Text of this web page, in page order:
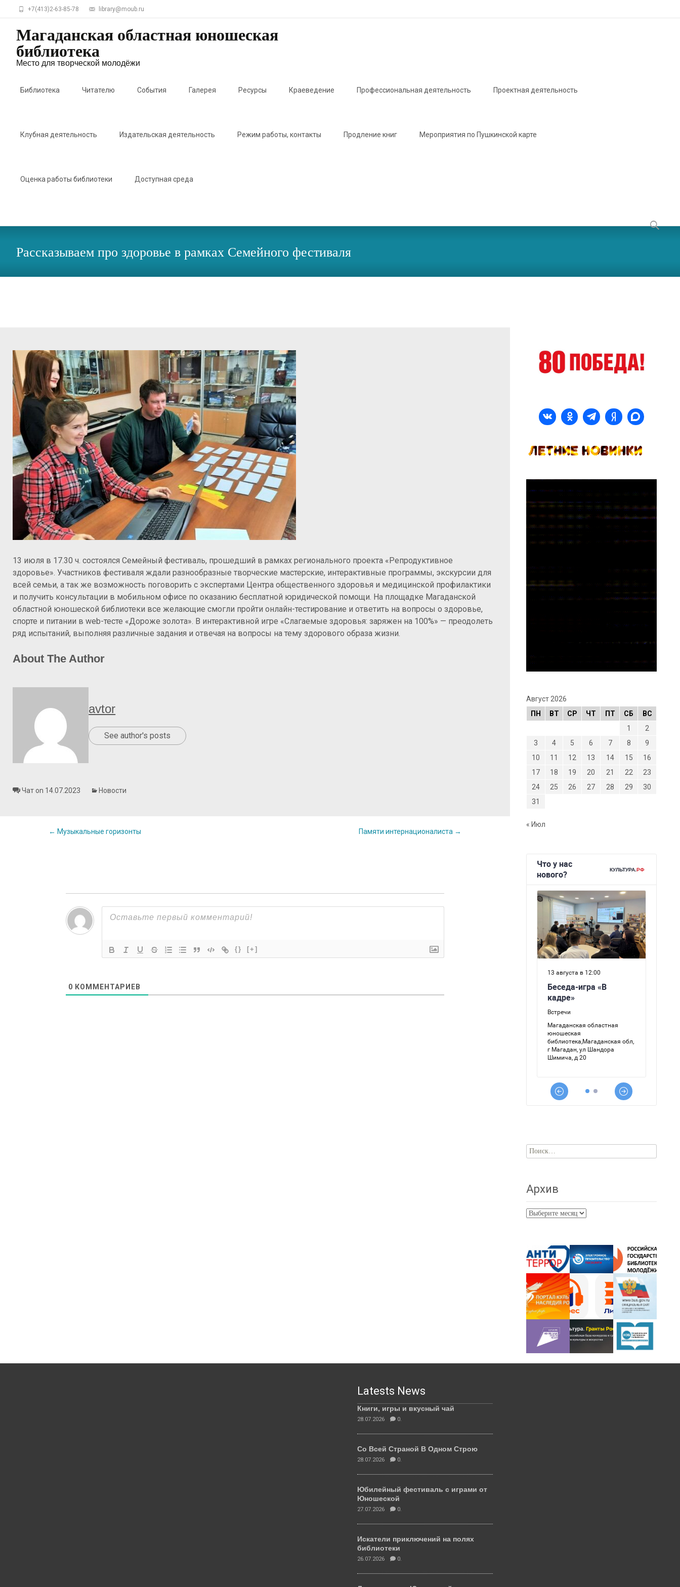
+7(413)2-63-85-78 library@moub.ru
Магаданская областная юношеская
библиотека
Место для творческой молодёжи
Библиотека Читателю События Галерея Ресурсы Краеведение Профессиональная деятельность Проектная деятельность
Клубная деятельность Издательская деятельность Режим работы, контакты Продление книг Мероприятия по Пушкинской карте
Оценка работы библиотеки Доступная среда
Найти:
Рассказываем про здоровье в рамках Семейного фестиваля
13 июля в 17.30 ч. состоялся Семейный фестиваль, прошедший в рамках регионального проекта «Репродуктивное
здоровье». Участников фестиваля ждали разнообразные творческие мастерские, интерактивные программы, экскурсии для
всей семьи, а так же возможность поговорить с экспертами Центра общественного здоровья и медицинской профилактики
и получить консультации в мобильном офисе по оказанию бесплатной юридической помощи. На площадке Магаданской
областной юношеской библиотеки все желающие смогли пройти онлайн-тестирование и ответить на вопросы о здоровье,
спорте и питании в web-тесте «Дороже золота». В интерактивной игре «Слагаемые здоровья: заряжен на 100%» — преодолеть
ряд испытаний, выполняя различные задания и отвечая на вопросы на тему здорового образа жизни.
About The Author
avtor
See author's posts
Чат on 14.07.2023 Новости
Post
← Музыкальные горизонты Памяти интернационалиста →
{} [+]
0 КОММЕНТАРИЕВ
Август 2026
ПН
ВТ СР ЧТ ПТ СБ
ВС
1
2
3
4 5 6 7 8
9
10
11 12 13 14 15
16
17
18 19 20 21 22
23
24
25 26 27 28 29
30
31
« Июл
Найти:
Архив
Архив
Latests News
Книги, игры и вкусный чай
28.07.2026 0.
Со Всей Страной В Одном Строю
28.07.2026 0.
Юбилейный фестиваль с играми от
Юношеской
27.07.2026 0.
Искатели приключений на полях
библиотеки
26.07.2026 0.